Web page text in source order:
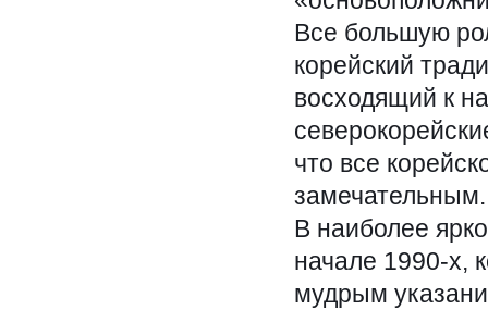
Все большую
корейский
восходящий к
что все
замечательным.
В наиболее
начале 1990-х,
мудрым